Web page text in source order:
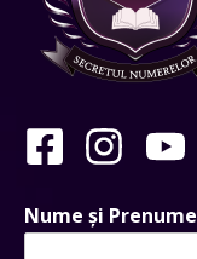
Nume și Prenume